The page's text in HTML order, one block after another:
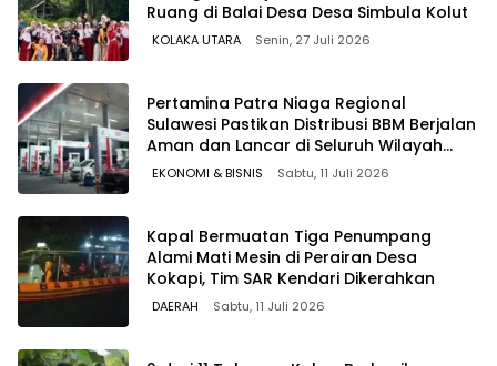
Ruang di Balai Desa Desa Simbula Kolut
KOLAKA UTARA Senin, 27 Juli 2026
Pertamina Patra Niaga Regional
Sulawesi Pastikan Distribusi BBM Berjalan
Aman dan Lancar di Seluruh Wilayah
Sulawesi
EKONOMI & BISNIS Sabtu, 11 Juli 2026
Kapal Bermuatan Tiga Penumpang
Alami Mati Mesin di Perairan Desa
Kokapi, Tim SAR Kendari Dikerahkan
DAERAH Sabtu, 11 Juli 2026